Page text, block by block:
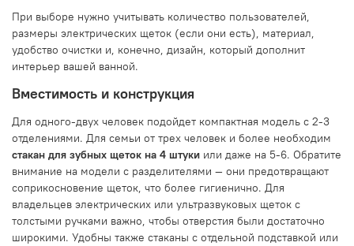
При выборе нужно учитывать количество пользователей,
размеры электрических щеток (если они есть), материал,
удобство очистки и, конечно, дизайн, который дополнит
интерьер вашей ванной.
Вместимость и конструкция
Для одного-двух человек подойдет компактная модель с 2-3
отделениями. Для семьи от трех человек и более необходим
стакан для зубных щеток на 4 штуки или даже на 5-6. Обратите
внимание на модели с разделителями — они предотвращают
соприкосновение щеток, что более гигиенично. Для
владельцев электрических или ультразвуковых щеток с
толстыми ручками важно, чтобы отверстия были достаточно
широкими. Удобны также стаканы с отдельной подставкой или